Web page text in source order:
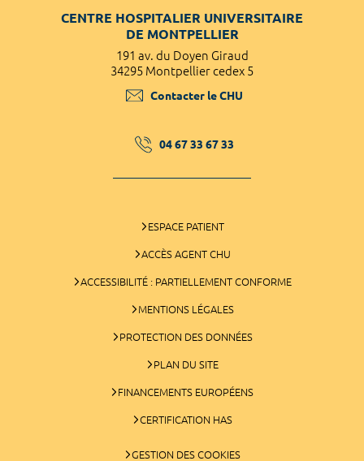
CENTRE HOSPITALIER UNIVERSITAIRE
DE MONTPELLIER
191 av. du Doyen Giraud
34295 Montpellier cedex 5
Contacter le CHU
04 67 33 67 33
ESPACE PATIENT
ACCÈS AGENT CHU
ACCESSIBILITÉ : PARTIELLEMENT CONFORME
MENTIONS LÉGALES
PROTECTION DES DONNÉES
PLAN DU SITE
FINANCEMENTS EUROPÉENS
CERTIFICATION HAS
GESTION DES COOKIES